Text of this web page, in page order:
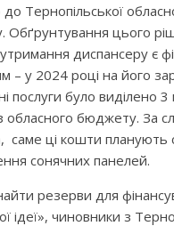
до Тернопільської
Обґрунтування цього
диспансеру є
– у 2024 році на його
послуги було виділено 3
обласного бюджету. За
саме ці кошти планують
сонячних панелей.
резерви для
ідеї», чиновники з